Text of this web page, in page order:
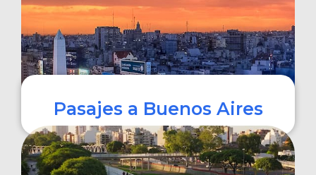
Pasajes a Buenos Aires
COMPRAR